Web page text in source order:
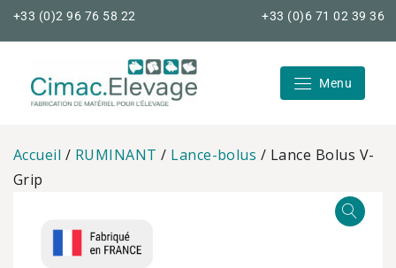
Skip+33 (0)2 96 76 58 22 +33 (0)6 71 02 39 36
Cimac Elevage
Menu
Accueil / RUMINANT / Lance-bolus / Lance Bolus V-
Grip